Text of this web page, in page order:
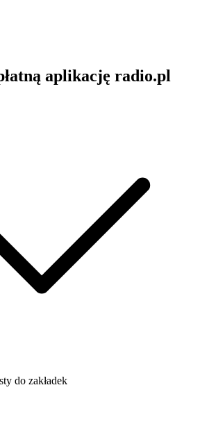
aplikację radio.pl
do zakładek